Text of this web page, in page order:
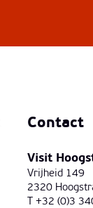
Contact
Visit
Vrijheid 149
2320
T +32 (0)3